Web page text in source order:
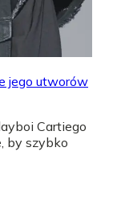
jego utworów
Cartiego
by szybko